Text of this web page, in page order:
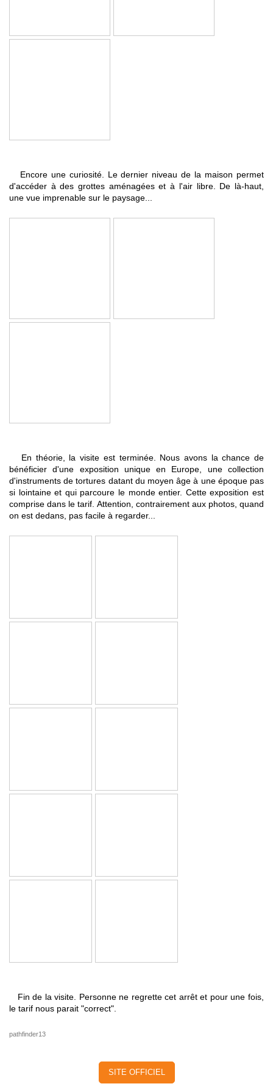
Encore une curiosité. Le dernier niveau de la maison permet
d'accéder à des grottes aménagées et à l'air libre. De là-haut,
une vue imprenable sur le paysage...
En théorie, la visite est terminée. Nous avons la chance de
bénéficier d'une exposition unique en Europe, une collection
d'instruments de tortures datant du moyen âge à une époque pas
si lointaine et qui parcoure le monde entier. Cette exposition est
comprise dans le tarif. Attention, contrairement aux photos, quand
on est dedans, pas facile à regarder...
Fin de la visite. Personne ne regrette cet arrêt et pour une fois,
le tarif nous parait "correct".
pathfinder13
SITE OFFICIEL